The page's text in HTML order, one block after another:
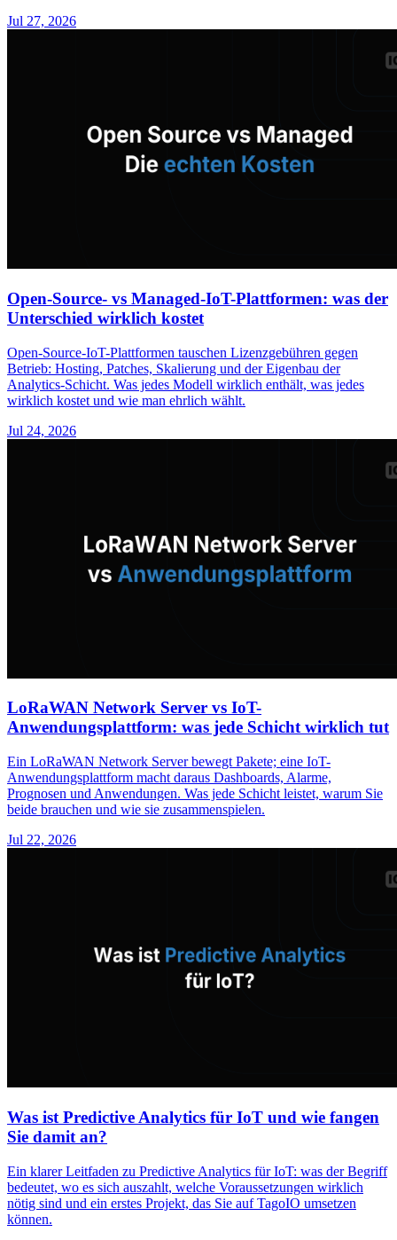
Jul 27, 2026
Open-Source- vs Managed-IoT-Plattformen: was der
Unterschied wirklich kostet
Open-Source-IoT-Plattformen tauschen Lizenzgebühren gegen
Betrieb: Hosting, Patches, Skalierung und der Eigenbau der
Analytics-Schicht. Was jedes Modell wirklich enthält, was jedes
wirklich kostet und wie man ehrlich wählt.
Jul 24, 2026
LoRaWAN Network Server vs IoT-
Anwendungsplattform: was jede Schicht wirklich tut
Ein LoRaWAN Network Server bewegt Pakete; eine IoT-
Anwendungsplattform macht daraus Dashboards, Alarme,
Prognosen und Anwendungen. Was jede Schicht leistet, warum Sie
beide brauchen und wie sie zusammenspielen.
Jul 22, 2026
Was ist Predictive Analytics für IoT und wie fangen
Sie damit an?
Ein klarer Leitfaden zu Predictive Analytics für IoT: was der Begriff
bedeutet, wo es sich auszahlt, welche Voraussetzungen wirklich
nötig sind und ein erstes Projekt, das Sie auf TagoIO umsetzen
können.